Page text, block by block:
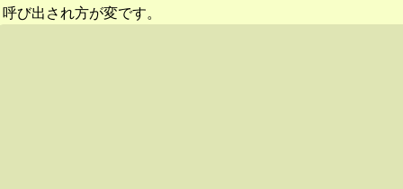
呼び出され方が変です。